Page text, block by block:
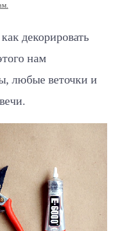
декорировать
нам
любые веточки и